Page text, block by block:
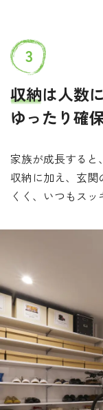
3
収納は人数
ゆったり確
家族が成長する
収納に加え、玄関
くく、いつもスッ